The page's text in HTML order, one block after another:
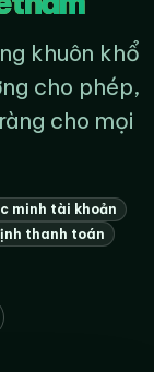
khuôn khổ
cho phép,
cho mọi
minh tài khoản
thanh toán